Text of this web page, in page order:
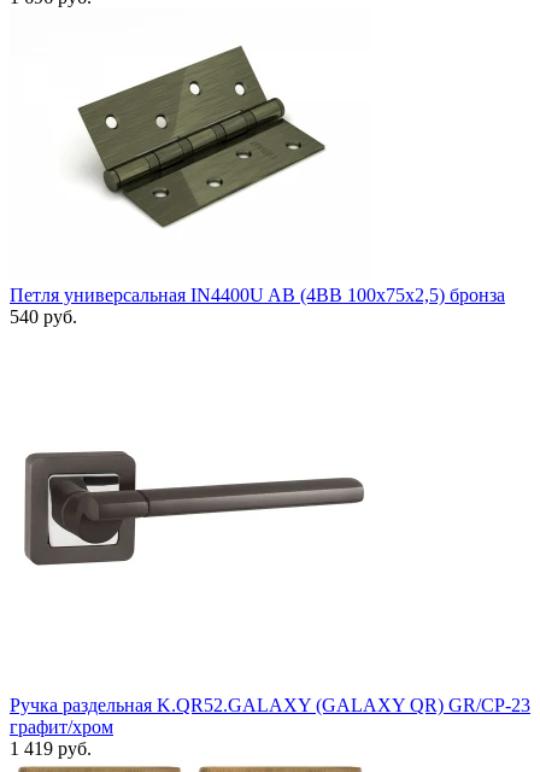
Петля универсальная IN4400U AB (4BB 100x75x2,5) бронза
540 руб.
Ручка раздельная K.QR52.GALAXY (GALAXY QR) GR/CP-23
графит/хром
1 419 руб.